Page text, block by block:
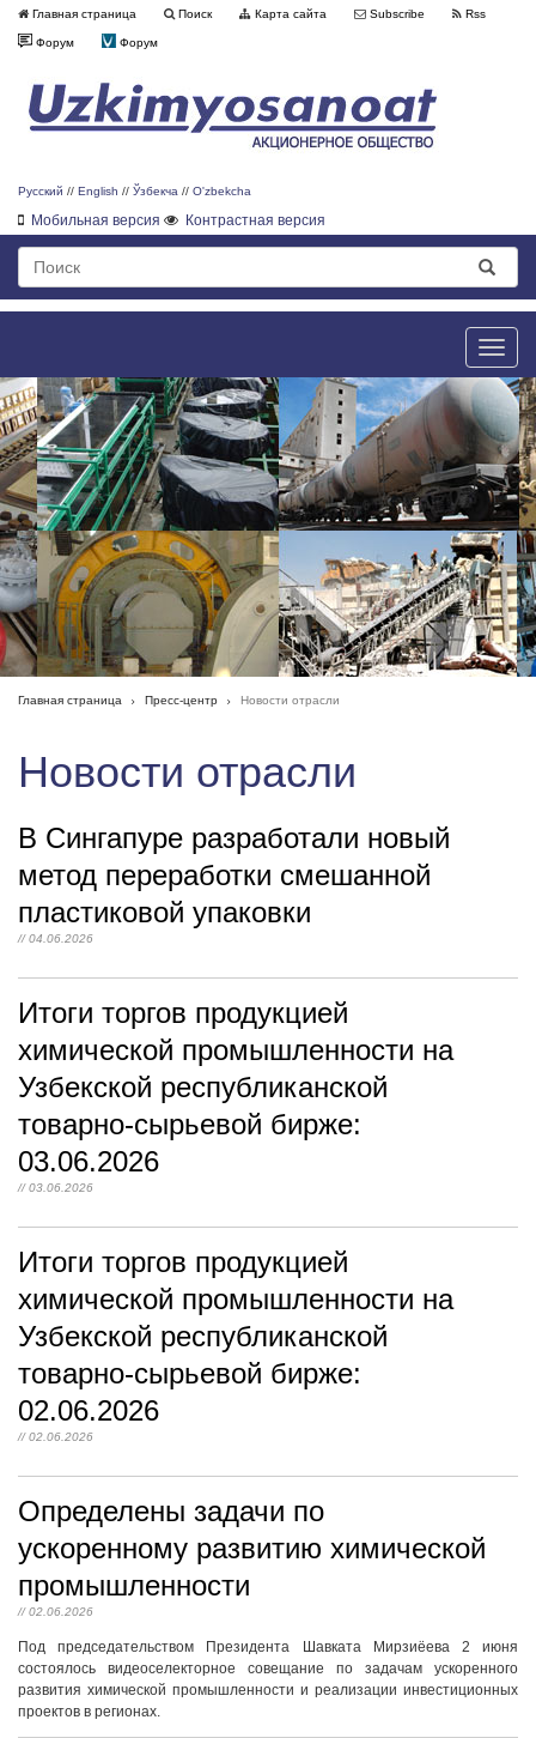
Главная страница Поиск Карта сайта Subscribe Rss
Форум Форум
Русский // English // Ўзбекча // O'zbekcha
Мобильная версия Контрастная версия
Toggle
Главная страница Пресс-центр Новости отрасли
Новости отрасли
В Сингапуре разработали новый
метод переработки смешанной
пластиковой упаковки
// 04.06.2026
Итоги торгов продукцией
химической промышленности на
Узбекской республиканской
товарно-сырьевой бирже:
03.06.2026
// 03.06.2026
Итоги торгов продукцией
химической промышленности на
Узбекской республиканской
товарно-сырьевой бирже:
02.06.2026
// 02.06.2026
Определены задачи по
ускоренному развитию химической
промышленности
// 02.06.2026
Под председательством Президента Шавката Мирзиёева 2 июня
состоялось видеоселекторное совещание по задачам ускоренного
развития химической промышленности и реализации инвестиционных
проектов в регионах.